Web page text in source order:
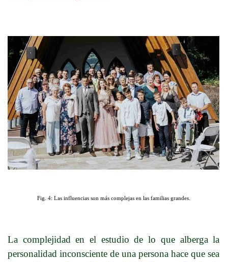
Fig. 4: Las influencias son más complejas en las familias grandes.
La complejidad en el estudio de lo que alberga la
personalidad inconsciente de una persona hace que sea